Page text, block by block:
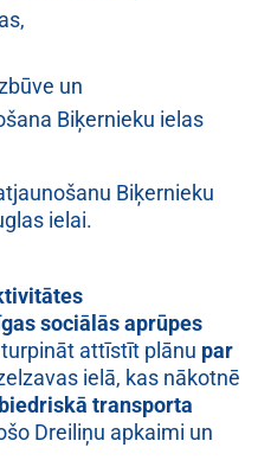
un
Biķernieku ielas
Biķernieku
ielai.
sociālās aprūpes
attīstīt plānu par
ielā, kas nākotnē
transporta
Dreiliņu apkaimi un